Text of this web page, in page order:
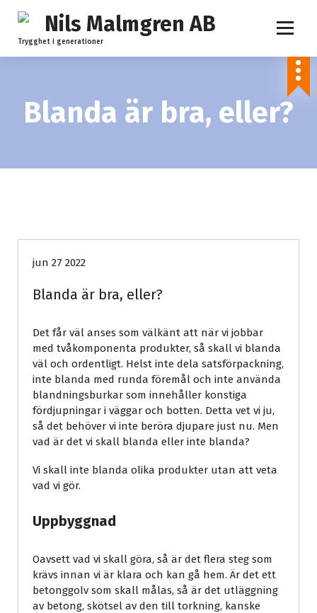
p
Trygghet i generationer
Blanda är bra, eller?
jun 27 2022
Blanda är bra, eller?
Det får väl anses som välkänt att när vi jobbar
med tvåkomponenta produkter, så skall vi blanda
väl och ordentligt. Helst inte dela satsförpackning,
inte blanda med runda föremål och inte använda
blandningsburkar som innehåller konstiga
fördjupningar i väggar och botten. Detta vet vi ju,
så det behöver vi inte beröra djupare just nu. Men
vad är det vi skall blanda eller inte blanda?
Vi skall inte blanda olika produkter utan att veta
vad vi gör.
Uppbyggnad
Oavsett vad vi skall göra, så är det flera steg som
krävs innan vi är klara och kan gå hem. Är det ett
betonggolv som skall målas, så är det utläggning
av betong, skötsel av den till torkning, kanske